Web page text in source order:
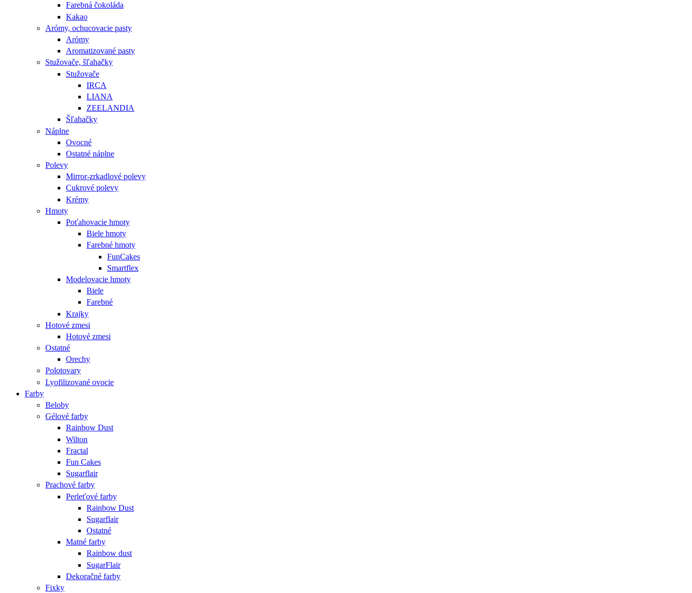
Farebná čokoláda
Kakao
Arómy, ochucovacie pasty
Arómy
Aromatizované pasty
Stužovače, šľahačky
Stužovače
IRCA
LIANA
ZEELANDIA
Šľahačky
Náplne
Ovocné
Ostatné náplne
Polevy
Mirror-zrkadlové polevy
Cukrové polevy
Krémy
Hmoty
Poťahovacie hmoty
Biele hmoty
Farebné hmoty
FunCakes
Smartflex
Modelovacie hmoty
Biele
Farebné
Krajky
Hotové zmesi
Hotové zmesi
Ostatné
Orechy
Polotovary
Lyofilizované ovocie
Farby
Beloby
Gélové farby
Rainbow Dust
Wilton
Fractal
Fun Cakes
Sugarflair
Prachové farby
Perleťové farby
Rainbow Dust
Sugarflair
Ostatné
Matné farby
Rainbow dust
SugarFlair
Dekoračné farby
Fixky